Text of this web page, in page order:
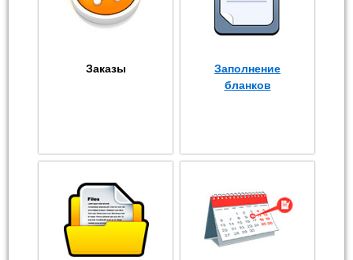
Заказы
Заполнение
бланков